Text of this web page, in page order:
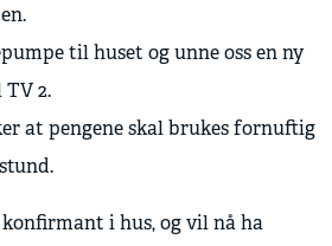
til huset og unne oss en ny
2.
at pengene skal brukes fornuftig
i hus, og vil nå ha